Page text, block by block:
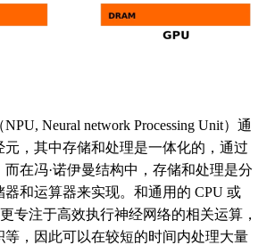
Neural network Processing Unit）通
元，其中存储和处理是一体化的，通过
在冯·诺伊曼结构中，存储和处理是分
和运算器来实现。和通用的 CPU 或
专注于高效执行神经网络的相关运算，
等，因此可以在较短的时间内处理大量